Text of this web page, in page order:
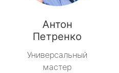
Антон
Петренко
Универсальный
мастер